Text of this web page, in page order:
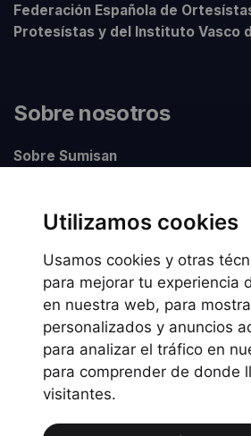
Utilizamos cookies
Usamos cookies y otras
para mejorar tu experiencia
en nuestra web, para
personalizados y anuncios
para analizar el tráfico en
para comprender de donde
visitantes.
Federación Española de
Protesístas y del Instituto Vasco
Sobre nosotros
Sobre Sumisan
Información legal
Preguntas frecuentes
Política de Cookies
Política de privacidad
Política de uso